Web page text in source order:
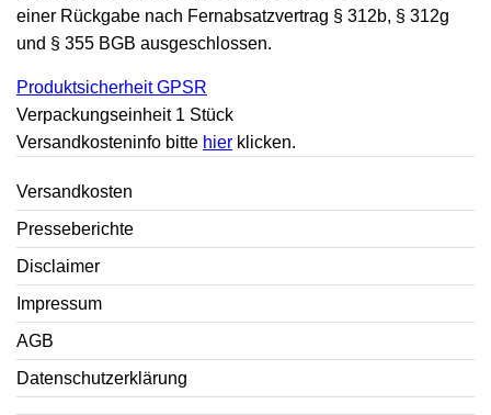
einer Rückgabe nach Fernabsatzvertrag § 312b, § 312g
und § 355 BGB ausgeschlossen.
Produktsicherheit GPSR
Verpackungseinheit 1 Stück
Versandkosteninfo bitte hier klicken.
Versandkosten
Presseberichte
Disclaimer
Impressum
AGB
Datenschutzerklärung